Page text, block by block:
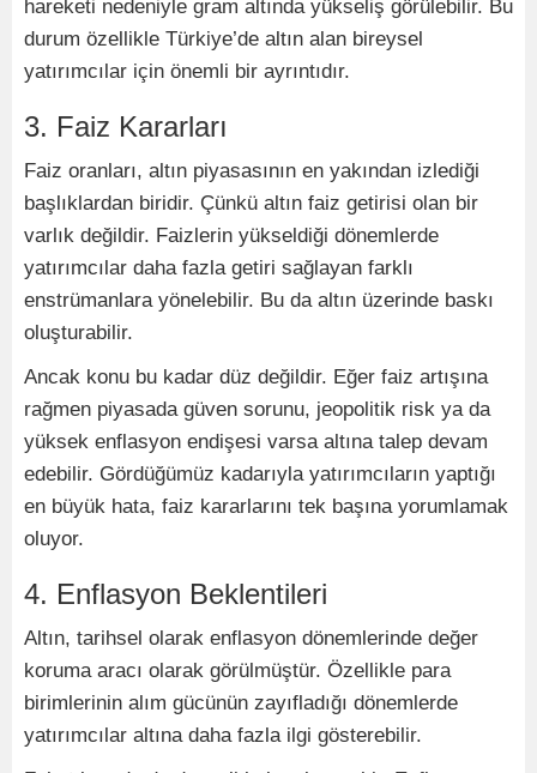
hareketi nedeniyle gram altında yükseliş görülebilir. Bu
durum özellikle Türkiye’de altın alan bireysel
yatırımcılar için önemli bir ayrıntıdır.
3. Faiz Kararları
Faiz oranları, altın piyasasının en yakından izlediği
başlıklardan biridir. Çünkü altın faiz getirisi olan bir
varlık değildir. Faizlerin yükseldiği dönemlerde
yatırımcılar daha fazla getiri sağlayan farklı
enstrümanlara yönelebilir. Bu da altın üzerinde baskı
oluşturabilir.
Ancak konu bu kadar düz değildir. Eğer faiz artışına
rağmen piyasada güven sorunu, jeopolitik risk ya da
yüksek enflasyon endişesi varsa altına talep devam
edebilir. Gördüğümüz kadarıyla yatırımcıların yaptığı
en büyük hata, faiz kararlarını tek başına yorumlamak
oluyor.
4. Enflasyon Beklentileri
Altın, tarihsel olarak enflasyon dönemlerinde değer
koruma aracı olarak görülmüştür. Özellikle para
birimlerinin alım gücünün zayıfladığı dönemlerde
yatırımcılar altına daha fazla ilgi gösterebilir.